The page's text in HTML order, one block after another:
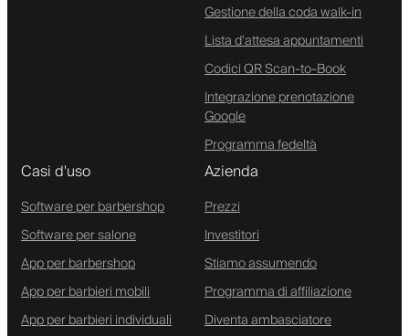
Gestione della coda walk-in
Lista d'attesa appuntamenti
Codici QR Scan-to-Book
Integrazione prenotazione
Google
Programma fedeltà
Casi d'uso
Software per barbershop
Software per salone
App per barbershop
App per barbieri mobili
App per barbieri individuali
Azienda
Prezzi
Investitori
Stiamo assumendo
Programma di affiliazione
Diventa ambasciatore